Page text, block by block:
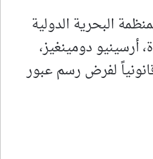
البحرية الدولية
أرسينيو دومينغيز،
لفرض رسم عبور